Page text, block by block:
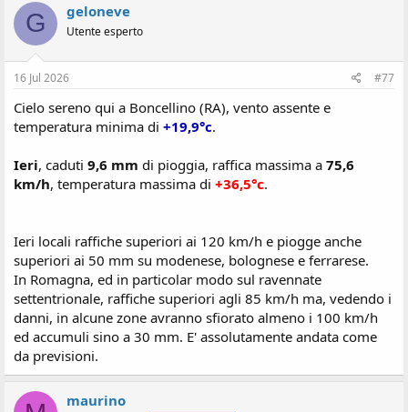
G geloneve
Utente esperto
16 Jul 2026 #77
Cielo sereno qui a Boncellino (RA), vento assente e
temperatura minima di +19,9°c.
Ieri, caduti 9,6 mm di pioggia, raffica massima a 75,6
km/h, temperatura massima di +36,5°c.
Ieri locali raffiche superiori ai 120 km/h e piogge anche
superiori ai 50 mm su modenese, bolognese e ferrarese.
In Romagna, ed in particolar modo sul ravennate
settentrionale, raffiche superiori agli 85 km/h ma, vedendo i
danni, in alcune zone avranno sfiorato almeno i 100 km/h
ed accumuli sino a 30 mm. E' assolutamente andata come
da previsioni.
maurino